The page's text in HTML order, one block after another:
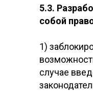
5.3.
собой
1)
случае